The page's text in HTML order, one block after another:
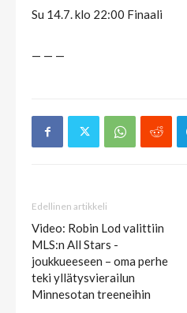
Su 14.7. klo 22:00 Finaali
— — —
Edellinen artikkeli
Video: Robin Lod valittiin
MLS:n All Stars -
joukkueeseen – oma perhe
teki yllätysvierailun
Minnesotan treeneihin